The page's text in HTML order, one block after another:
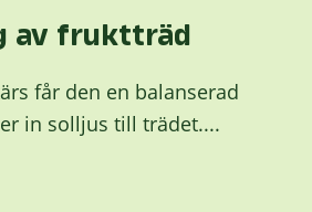
av fruktträd
får den en balanserad
in solljus till trädet....